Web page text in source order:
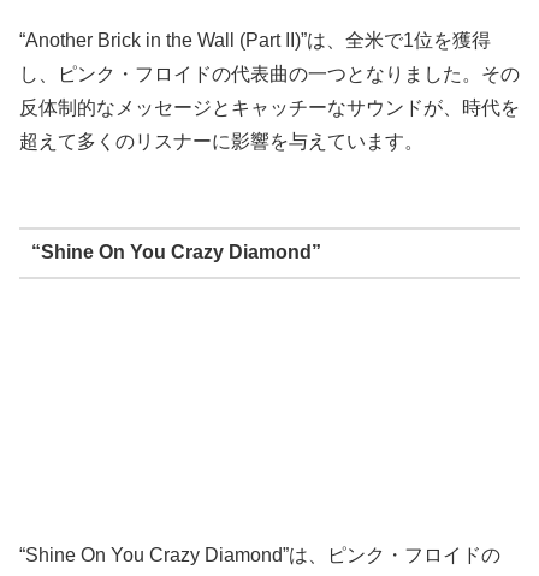
“Another Brick in the Wall (Part II)”は、全米で1位を獲得
し、ピンク・フロイドの代表曲の一つとなりました。その
反体制的なメッセージとキャッチーなサウンドが、時代を
超えて多くのリスナーに影響を与えています。
“Shine On You Crazy Diamond”
“Shine On You Crazy Diamond”は、ピンク・フロイドの